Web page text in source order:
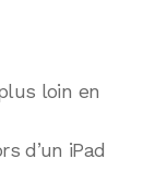
loin en
d’un iPad